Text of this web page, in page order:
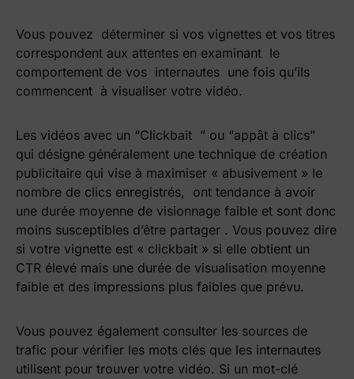
Vous pouvez déterminer si vos vignettes et vos titres
correspondent aux attentes en examinant le
comportement de vos internautes une fois qu’ils
commencent à visualiser votre vidéo.
Les vidéos avec un “Clickbait ” ou “appât à clics”
qui désigne généralement une technique de création
publicitaire qui vise à maximiser « abusivement » le
nombre de clics enregistrés, ont tendance à avoir
une durée moyenne de visionnage faible et sont donc
moins susceptibles d’être partager . Vous pouvez dire
si votre vignette est « clickbait » si elle obtient un
CTR élevé mais une durée de visualisation moyenne
faible et des impressions plus faibles que prévu.
Vous pouvez également consulter les sources de
trafic pour vérifier les mots clés que les internautes
utilisent pour trouver votre vidéo. Si un mot-clé